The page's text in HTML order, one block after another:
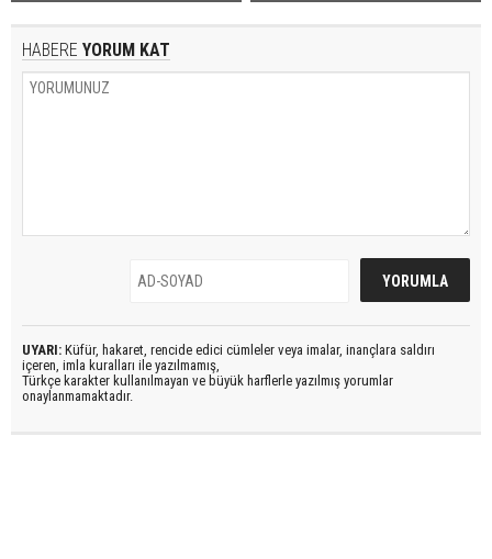
HABERE YORUM KAT
UYARI: Küfür, hakaret, rencide edici cümleler veya imalar, inançlara saldırı
içeren, imla kuralları ile yazılmamış,
Türkçe karakter kullanılmayan ve büyük harflerle yazılmış yorumlar
onaylanmamaktadır.